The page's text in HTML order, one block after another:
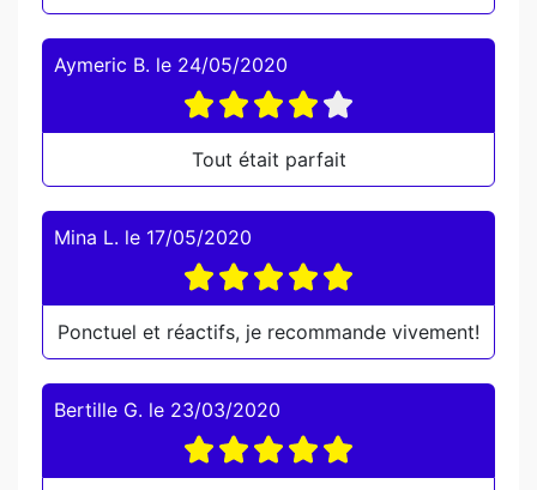
Aymeric B. le 24/05/2020
Tout était parfait
Mina L. le 17/05/2020
Ponctuel et réactifs, je recommande vivement!
Bertille G. le 23/03/2020